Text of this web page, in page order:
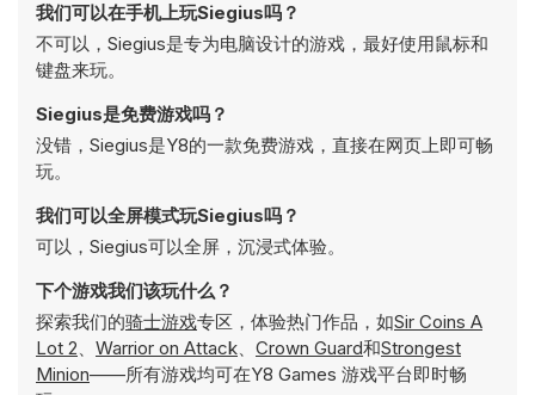
我们可以在手机上玩Siegius吗？
不可以，Siegius是专为电脑设计的游戏，最好使用鼠标和
键盘来玩。
Siegius是免费游戏吗？
没错，Siegius是Y8的一款免费游戏，直接在网页上即可畅
玩。
我们可以全屏模式玩Siegius吗？
可以，Siegius可以全屏，沉浸式体验。
下个游戏我们该玩什么？
探索我们的骑士游戏专区，体验热门作品，如Sir Coins A
Lot 2、 Warrior on Attack、 Crown Guard和Strongest
Minion——所有游戏均可在Y8 Games 游戏平台即时畅